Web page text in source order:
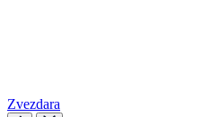
Zvezdara